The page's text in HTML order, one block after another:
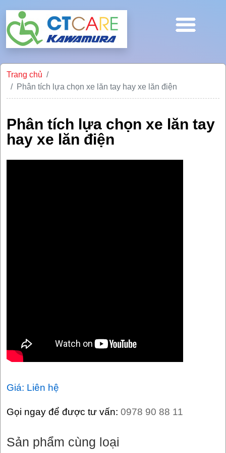
Trang chủ
Phân tích lựa chọn xe lăn tay hay xe lăn điện
Phân tích lựa chọn xe lăn tay
hay xe lăn điện
Giá: Liên hệ
Gọi ngay để được tư vấn: 0978 90 88 11
Sản phẩm cùng loại